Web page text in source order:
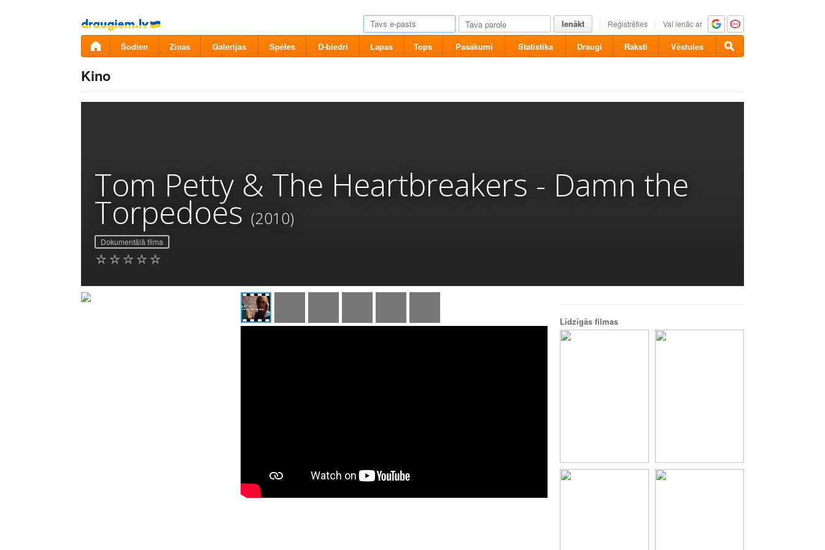
Pāriet
uz
saturu
Ienākt Reģistrēties Vai ienāc ar
Šodien Ziņas Galerijas Spēles D-biedri Lapas Tops Pasākumi Statistika Draugi Raksti Vēstules
Kino
Tom Petty & The Heartbreakers - Damn the
Torpedoes (2010)
Dokumentālā filma
Līdzīgās filmas